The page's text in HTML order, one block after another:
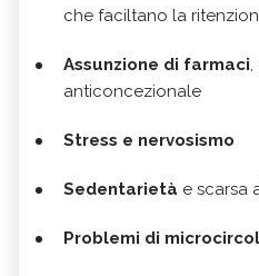
che faciltano la
Assunzione di farmaci
anticoncezionale
Stress e nervosismo
Sedentarietà e scarsa
Problemi di